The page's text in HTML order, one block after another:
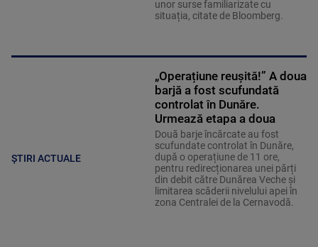
unor surse familiarizate cu
situația, citate de Bloomberg.
ȘTIRI ACTUALE
„Operațiune reușită!” A doua
barjă a fost scufundată
controlat în Dunăre.
Urmează etapa a doua
Două barje încărcate au fost
scufundate controlat în Dunăre,
după o operațiune de 11 ore,
pentru redirecționarea unei părți
din debit către Dunărea Veche și
limitarea scăderii nivelului apei în
zona Centralei de la Cernavodă.